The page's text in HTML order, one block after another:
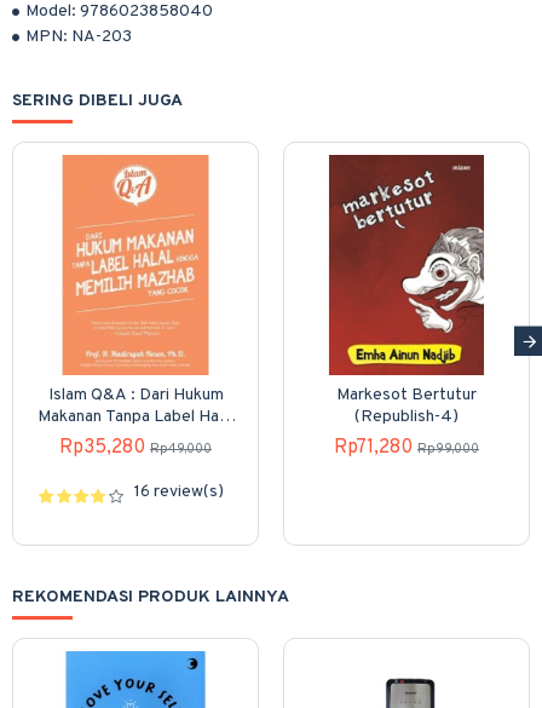
Model: 9786023858040
MPN: NA-203
SERING DIBELI JUGA
Islam Q&A : Dari Hukum
Makanan Tanpa Label Halal
Hingga Memilih Mazhab
Rp35,280 Rp49,000
16 review(s)
Markesot Bertutur
(Republish-4)
Rp71,280 Rp99,000
REKOMENDASI PRODUK LAINNYA